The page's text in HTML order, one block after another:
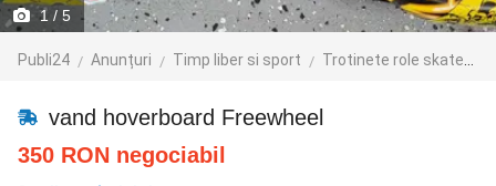
1 / 5
Publi24 Anunțuri Timp liber si sport Trotinete role skateboard
vand hoverboard Freewheel
350 RON negociabil